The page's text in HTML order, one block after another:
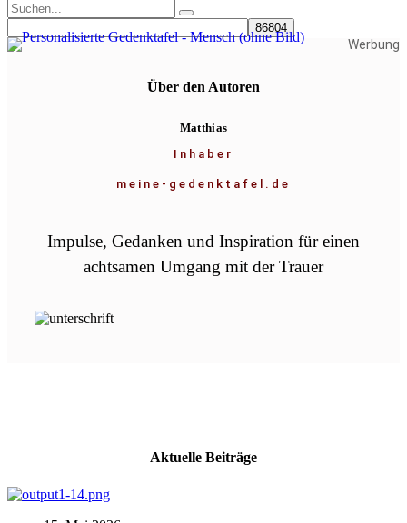
Werbung
Über den Autoren
Matthias
Inhaber
meine-gedenktafel.de
Impulse, Gedanken und Inspiration für einen
achtsamen Umgang mit der Trauer
Aktuelle Beiträge